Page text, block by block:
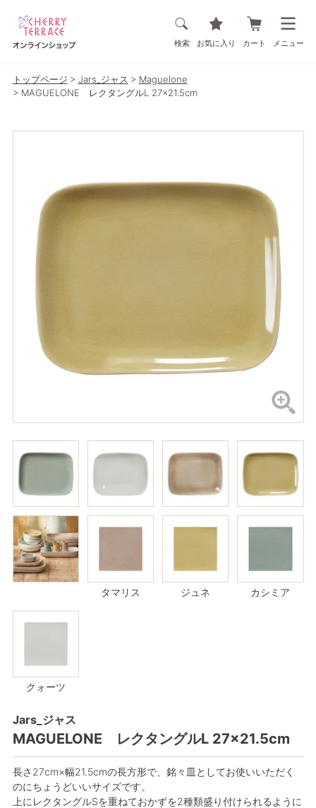
検索 お気に入り カート メニュー
トップページ Jars_ジャス
Maguelone
MAGUELONE レクタングルL 27×21.5cm
タマリス ジュネ カシミア
クォーツ
Jars_ジャス
MAGUELONE レクタングルL 27×21.5cm
長さ27cm×幅21.5cmの長方形で、銘々皿としてお使いいただく
のにちょうどいいサイズです。
上にレクタングルSを重ねておかずを2種類盛り付けられるように